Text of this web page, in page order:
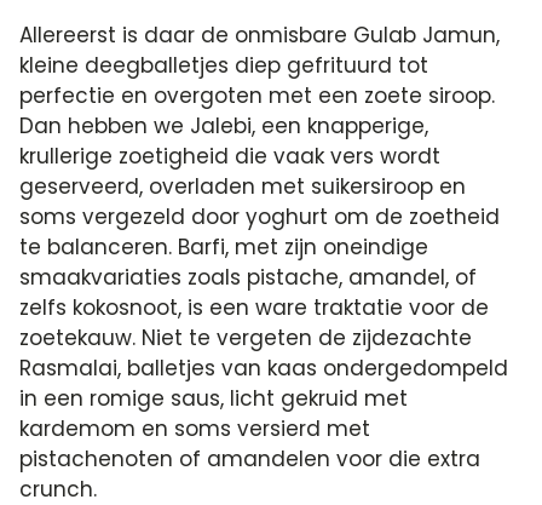
Allereerst is daar de onmisbare Gulab Jamun,
kleine deegballetjes diep gefrituurd tot
perfectie en overgoten met een zoete siroop.
Dan hebben we Jalebi, een knapperige,
krullerige zoetigheid die vaak vers wordt
geserveerd, overladen met suikersiroop en
soms vergezeld door yoghurt om de zoetheid
te balanceren. Barfi, met zijn oneindige
smaakvariaties zoals pistache, amandel, of
zelfs kokosnoot, is een ware traktatie voor de
zoetekauw. Niet te vergeten de zijdezachte
Rasmalai, balletjes van kaas ondergedompeld
in een romige saus, licht gekruid met
kardemom en soms versierd met
pistachenoten of amandelen voor die extra
crunch.